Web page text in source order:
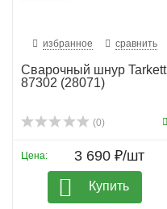
избранное сравнить
Сварочный шнур Tarkett
87302 (28071)
(0)
Цена: 3 690 ₽/шт
Купить